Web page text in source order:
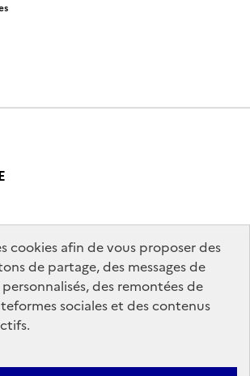
cookies afin de vous proposer des
de partage, des messages de
des remontées de
sociales et des contenus
info.gouv.fr
data.gouv.fr
témoins de connexion (cookies) Politique